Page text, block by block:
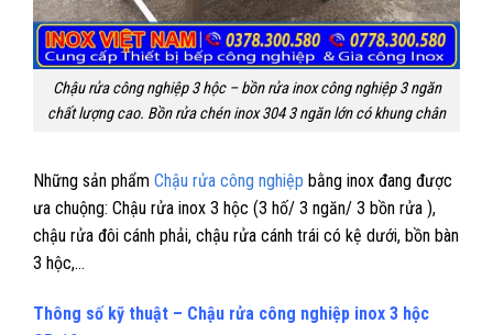
Chậu rửa công nghiệp 3 hộc – bồn rửa inox công nghiệp 3 ngăn
chất lượng cao. Bồn rửa chén inox 304 3 ngăn lớn có khung chân
Những sản phẩm Chậu rửa công nghiệp bằng inox đang được
ưa chuộng: Chậu rửa inox 3 hộc (3 hố/ 3 ngăn/ 3 bồn rửa ),
chậu rửa đôi cánh phải, chậu rửa cánh trái có kệ dưới, bồn bàn
3 hộc,…
Thông số kỹ thuật – Chậu rửa công nghiệp inox 3 hộc